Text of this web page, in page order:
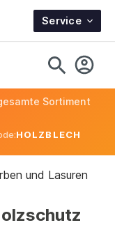
Service
Sortiment
HOLZBLECH
und Lasuren